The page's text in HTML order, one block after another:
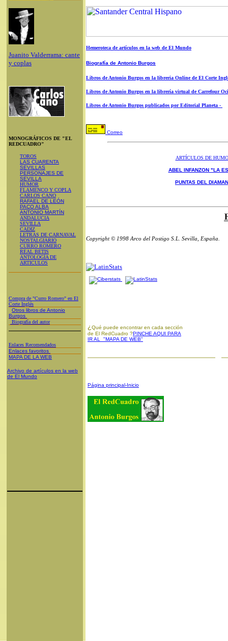
Juanito Valderrama: cante
y coplas
MONOGRÁFICOS DE "EL
REDCUADRO"
TOROS
LAS CUARENTA
SEVILLAS
PERSONAJES DE
SEVILLA
HUMOR
FLAMENCO Y COPLA
CARLOS CANO
RAFAEL DE LEÓN
PACO ALBA
ANTONIO MARTÍN
ANDALUCIA
SEVILLA
CADIZ
LETRAS DE CARNAVAL
NOSTALGIARIO
CURRO ROMERO
REAL BETIS
ANTOLOGÍA DE
ARTICULOS
Compra de "Curro Romero" en El
Corte Inglés
Otros libros de Antonio
Burgos
Biografía del autor
Enlaces Recomendados
Enlaces favoritos
MAPA DE LA WEB
Archivo de artículos en la web
de El Mundo
Hemeroteca de artículos en la web de El Mundo
Biografía de Antonio Burgos
Libros de Antonio Burgos en la libreria Online de El Corte
Libros de Antonio Burgos en la librería virtual de Carrefour
Libros de Antonio Burgos publicados por Editorial Planeta -
Correo
ARTÍCULOS DE
ABEL INFANZON "LA
PUNTAS DEL
Copyright © 1998 Arco del Postigo S.L. Sevilla, España.
¿ Qué puede encontrar en cada sección
de El RedCuadro ?PINCHE AQUI PARA
IR AL "MAPA DE WEB"
Página principal-Inicio